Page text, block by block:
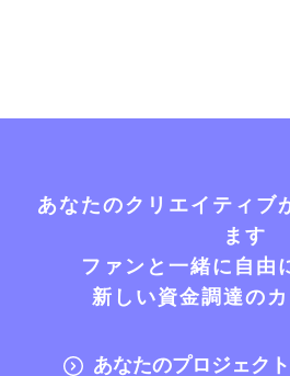
あなたのクリエイティブ
ます
ファンと一緒に自由
新しい資金調達の
あなたのプロジェク